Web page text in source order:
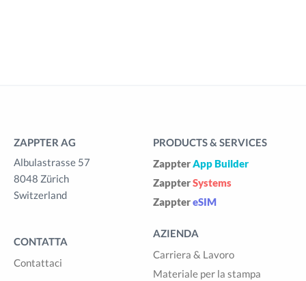
ZAPPTER AG
Albulastrasse 57
8048 Zürich
Switzerland
CONTATTA
Contattaci
PRODUCTS & SERVICES
ZappterApp Builder
ZappterSystems
ZapptereSIM
AZIENDA
Carriera & Lavoro
Materiale per la stampa